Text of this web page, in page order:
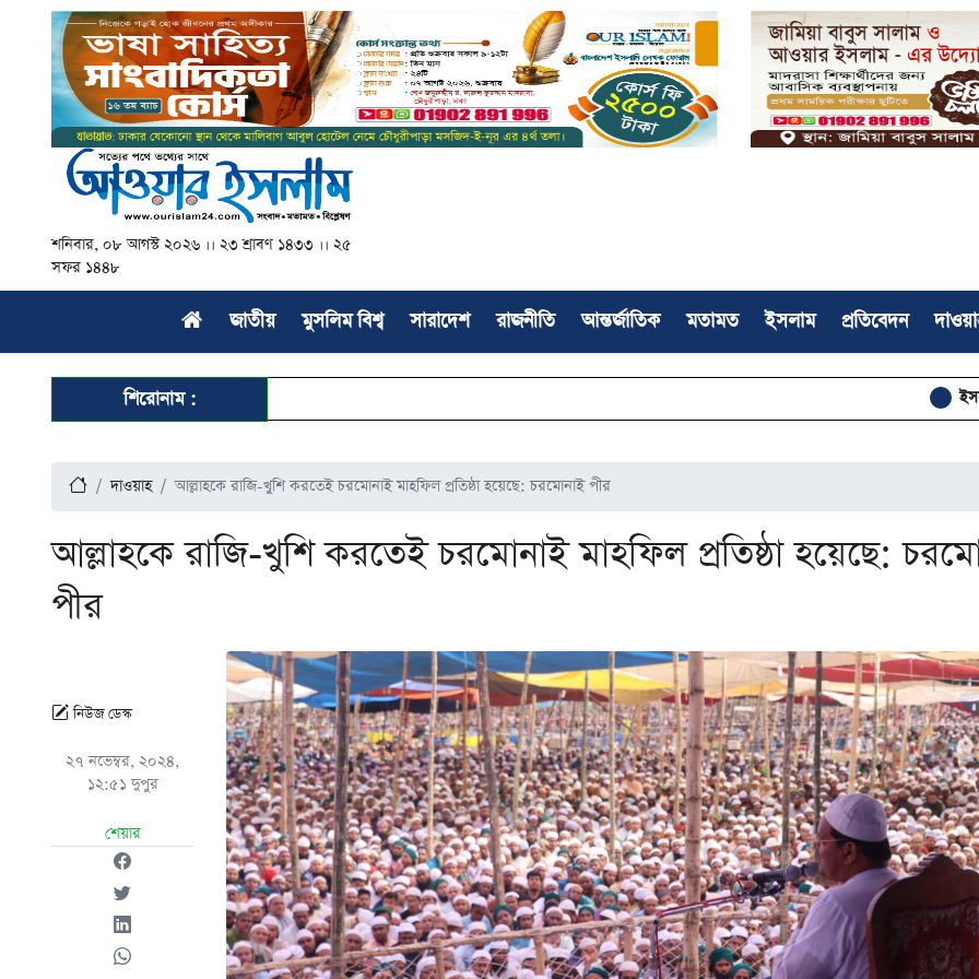
শনিবার, ০৮ আগস্ট ২০২৬ ।। ২৩ শ্রাবণ ১৪৩৩ ।। ২৫
সফর ১৪৪৮
জাতীয় মুসলিম বিশ্ব সারাদেশ রাজনীতি আন্তর্জাতিক মতামত ইসলাম প্রতিবেদন
শিরোনাম : ইসলামী আন্দোলন
দাওয়াহ আল্লাহকে রাজি-খুশি করতেই চরমোনাই মাহফিল প্রতিষ্ঠা হয়েছে: চরমোনাই পীর
আল্লাহকে রাজি-খুশি করতেই চরমোনাই মাহফিল প্রতিষ্ঠা হয়েছে:
পীর
নিউজ ডেস্ক
২৭ নভেম্বর, ২০২৪,
১২:৫১ দুপুর
শেয়ার